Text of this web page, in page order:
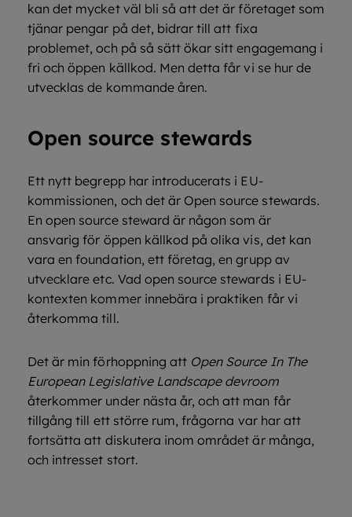
kan det mycket väl bli så att det är företaget som
tjänar pengar på det, bidrar till att fixa
problemet, och på så sätt ökar sitt engagemang i
fri och öppen källkod. Men detta får vi se hur de
utvecklas de kommande åren.
Open source stewards
Ett nytt begrepp har introducerats i EU-
kommissionen, och det är Open source stewards.
En open source steward är någon som är
ansvarig för öppen källkod på olika vis, det kan
vara en foundation, ett företag, en grupp av
utvecklare etc. Vad open source stewards i EU-
kontexten kommer innebära i praktiken får vi
återkomma till.
Det är min förhoppning att Open Source In The
European Legislative Landscape devroom
återkommer under nästa år, och att man får
tillgång till ett större rum, frågorna var har att
fortsätta att diskutera inom området är många,
och intresset stort.